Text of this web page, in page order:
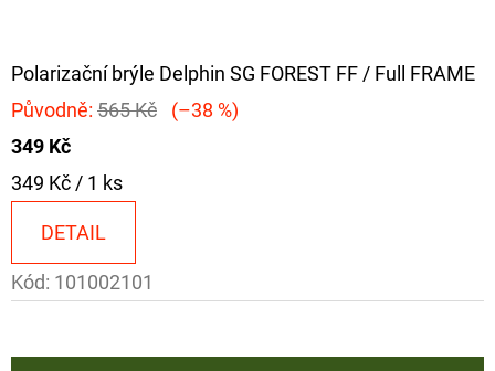
Polarizační brýle Delphin SG FOREST FF / Full FRAME
Původně: 565 Kč
(–38 %)
349 Kč
Měrná
349 Kč / 1 ks
DETAIL
Kód: 101002101